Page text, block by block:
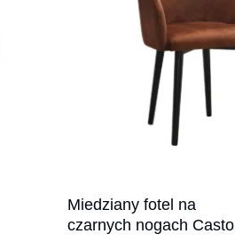
Miedziany fotel na
czarnych nogach Casto